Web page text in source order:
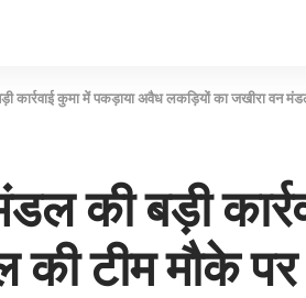
कार्रवाई कुमा में पकड़ाया अवैध लकड़ियों का जखीरा वन
की बड़ी
टीम मौके